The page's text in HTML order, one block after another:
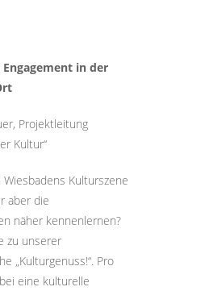
Engagement in der
Projektleitung
Kultur“
Kulturszene
aber die
näher kennenlernen?
zu unserer
„Kulturgenuss!“. Pro
eine kulturelle